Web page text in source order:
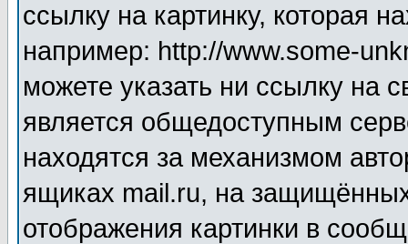
ссылку на картинку, которая
например: http://www.some-
можете указать ни ссылку на
является общедоступным
находятся за механизмом
ящиках mail.ru, на
отображения картинки в